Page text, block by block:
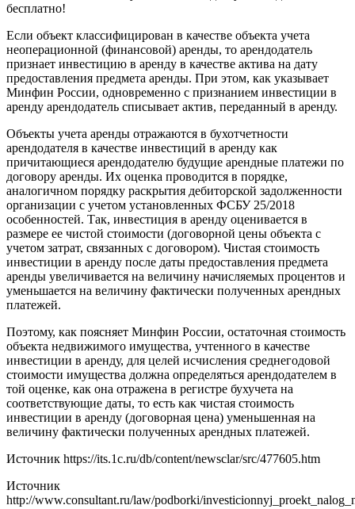
бесплатно!
Если объект классифицирован в качестве объекта учета
неоперационной (финансовой) аренды, то арендодатель
признает инвестицию в аренду в качестве актива на дату
предоставления предмета аренды. При этом, как указывает
Минфин России, одновременно с признанием инвестиции в
аренду арендодатель списывает актив, переданный в аренду.
Объекты учета аренды отражаются в бухотчетности
арендодателя в качестве инвестиций в аренду как
причитающиеся арендодателю будущие арендные платежи по
договору аренды. Их оценка проводится в порядке,
аналогичном порядку раскрытия дебиторской задолженности
организации с учетом установленных ФСБУ 25/2018
особенностей. Так, инвестиция в аренду оценивается в
размере ее чистой стоимости (договорной цены объекта с
учетом затрат, связанных с договором). Чистая стоимость
инвестиции в аренду после даты предоставления предмета
аренды увеличивается на величину начисляемых процентов и
уменьшается на величину фактически полученных арендных
платежей.
Поэтому, как поясняет Минфин России, остаточная стоимость
объекта недвижимого имущества, учтенного в качестве
инвестиции в аренду, для целей исчисления среднегодовой
стоимости имущества должна определяться арендодателем в
той оценке, как она отражена в регистре бухучета на
соответствующие даты, то есть как чистая стоимость
инвестиции в аренду (договорная цена) уменьшенная на
величину фактически полученных арендных платежей.
Источник https://its.1c.ru/db/content/newsclar/src/477605.htm
Источник
http://www.consultant.ru/law/podborki/